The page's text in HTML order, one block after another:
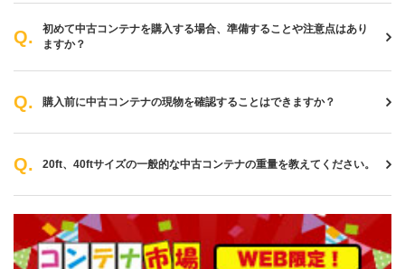
初めて中古コンテナを購入する場合、準備することや注意点はあり
ますか？
購入前に中古コンテナの現物を確認することはできますか？
20ft、40ftサイズの一般的な中古コンテナの重量を教えてください。